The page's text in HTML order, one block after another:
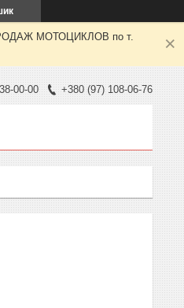
ПРОДАЖ МОТОЦИКЛОВ по т.
00-00 +380 (97) 108-06-76